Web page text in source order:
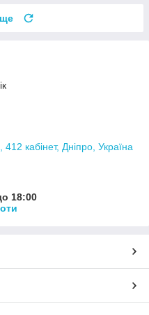
кабінет, Дніпро, Україна
18:00